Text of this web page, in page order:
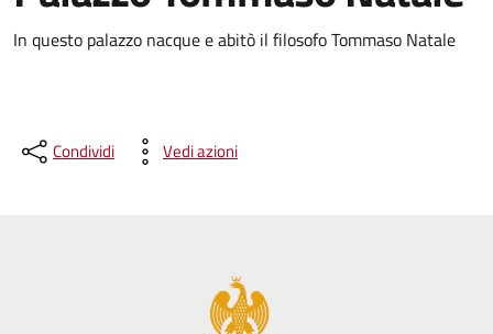
In questo palazzo nacque e abitò il filosofo Tommaso Natale
Condividi Vedi azioni